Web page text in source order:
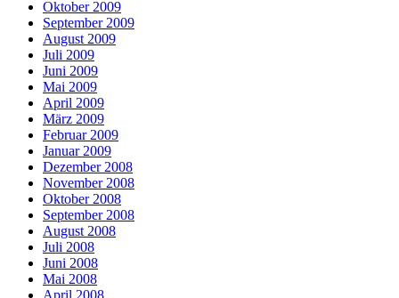
Oktober 2009
September 2009
August 2009
Juli 2009
Juni 2009
Mai 2009
April 2009
März 2009
Februar 2009
Januar 2009
Dezember 2008
November 2008
Oktober 2008
September 2008
August 2008
Juli 2008
Juni 2008
Mai 2008